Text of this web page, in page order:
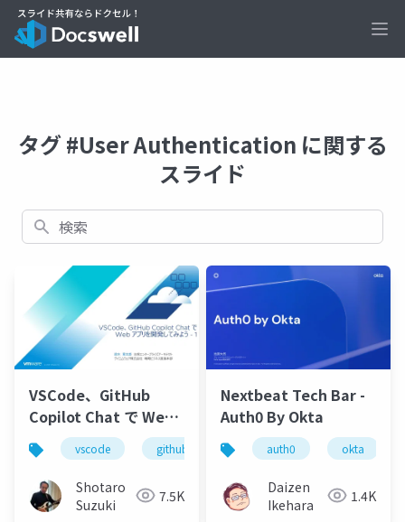
タグ #User Authentication に関する
スライド
検索
VSCode、GitHub
Copilot Chat で Web
アプリを開発してみよ
う-1
vscode github github copilot github
Shotaro
Suzuki
7.5K
Nextbeat Tech Bar -
Auth0 By Okta
auth0 okta
Daizen
Ikehara
1.4K